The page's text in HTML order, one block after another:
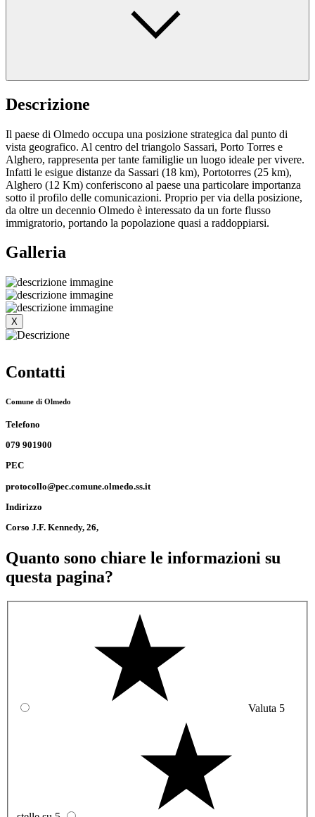
Descrizione
Il paese di Olmedo occupa una posizione strategica dal punto di
vista geografico. Al centro del triangolo Sassari, Porto Torres e
Alghero, rappresenta per tante familiglie un luogo ideale per vivere.
Infatti le esigue distanze da Sassari (18 km), Portotorres (25 km),
Alghero (12 Km) conferiscono al paese una particolare importanza
sotto il profilo delle comunicazioni. Proprio per via della posizione,
da oltre un decennio Olmedo è interessato da un forte flusso
immigratorio, portando la popolazione quasi a raddoppiarsi.
Galleria
X
Contatti
Comune di Olmedo
Telefono
079 901900
PEC
protocollo@pec.comune.olmedo.ss.it
Indirizzo
Corso J.F. Kennedy, 26,
Quanto sono chiare le informazioni su
questa pagina?
Valuta 5